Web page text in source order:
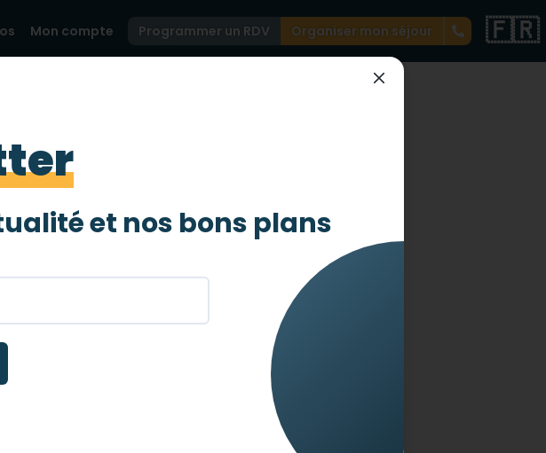
Mon compte Programmer un RDV Organiser mon séjour 🇫🇷
ce que
mobee travel, nous vous proposons des séjours
accessible à tous !
et nos bons plans